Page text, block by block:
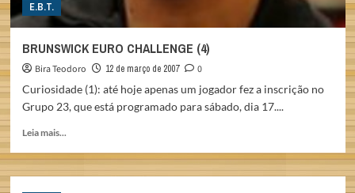
E.B.T.
BRUNSWICK EURO CHALLENGE (4)
Bira Teodoro 12 de março de 2007
0
Curiosidade (1): até hoje apenas um jogador fez a inscrição no
Grupo 23, que está programado para sábado, dia 17....
Leia mais...
about
BRUNSWICK